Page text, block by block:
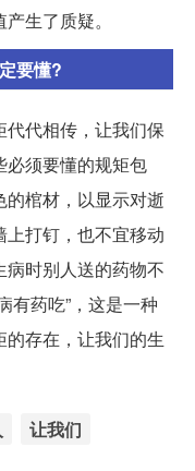
生了质疑。
要懂?
代相传，让我们保
必须要懂的规矩包
棺材，以显示对逝
打钉，也不宜移动
时别人送的药物不
有药吃”，这是一种
存在，让我们的生
让我们